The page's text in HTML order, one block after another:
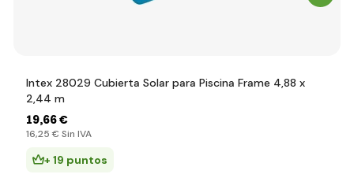
Intex 28029 Cubierta Solar para Piscina Frame 4,88 x
2,44 m
19,66 €
16,25 € Sin IVA
+ 19 puntos